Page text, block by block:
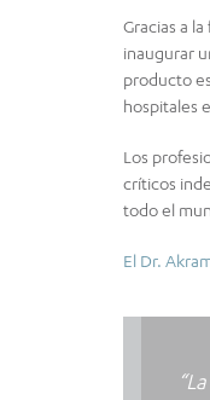
Gracias a
inaugurar
producto
hospitales
Los
críticos
todo el
El Dr.